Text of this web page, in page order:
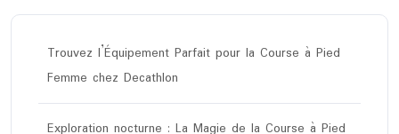
Trouvez l’Équipement Parfait pour la Course à Pied
Femme chez Decathlon
Exploration nocturne : La Magie de la Course à Pied